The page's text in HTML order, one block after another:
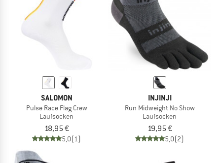
SALOMON
Pulse Race Flag Crew
Laufsocken
18,95 €
5,0(1)
INJINJI
Run Midweight No Show
Laufsocken
19,95 €
5,0(2)